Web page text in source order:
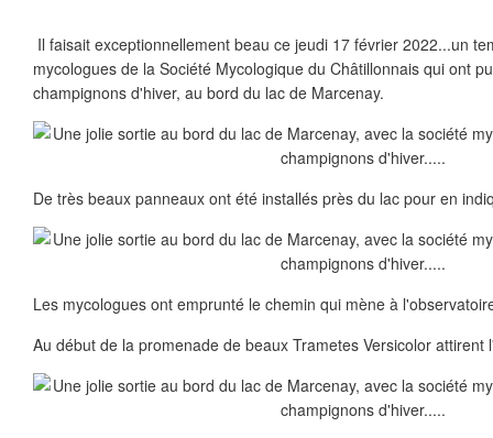
Il faisait exceptionnellement beau ce jeudi 17 février 2022...un
mycologues de la Société Mycologique du Châtillonnais qui ont
champignons d'hiver, au bord du lac de Marcenay.
De très beaux panneaux ont été installés près du lac pour en
Les mycologues ont emprunté le chemin qui mène à
Au début de la promenade de beaux Trametes Versicolor attirent